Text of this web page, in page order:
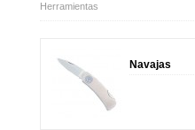
Herramientas
Navajas